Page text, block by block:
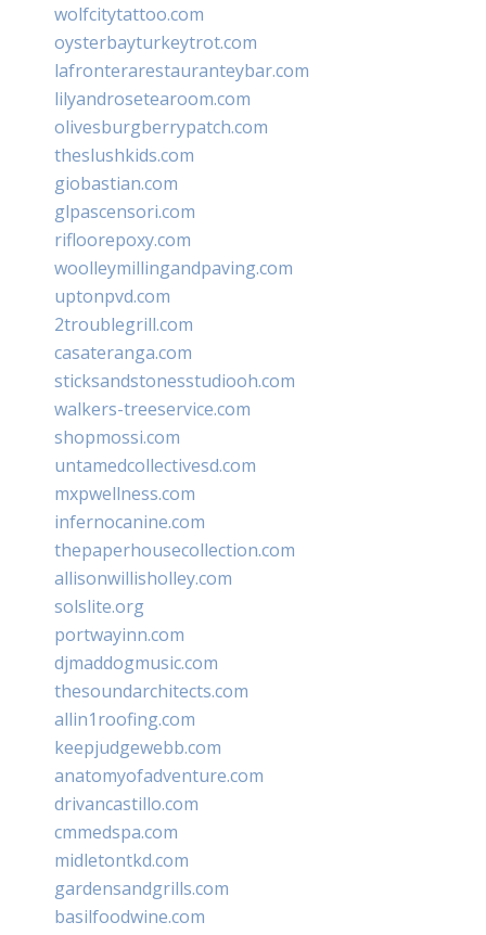
wolfcitytattoo.com
oysterbayturkeytrot.com
lafronterarestauranteybar.com
lilyandrosetearoom.com
olivesburgberrypatch.com
theslushkids.com
giobastian.com
glpascensori.com
rifloorepoxy.com
woolleymillingandpaving.com
uptonpvd.com
2troublegrill.com
casateranga.com
sticksandstonesstudiooh.com
walkers-treeservice.com
shopmossi.com
untamedcollectivesd.com
mxpwellness.com
infernocanine.com
thepaperhousecollection.com
allisonwillisholley.com
solslite.org
portwayinn.com
djmaddogmusic.com
thesoundarchitects.com
allin1roofing.com
keepjudgewebb.com
anatomyofadventure.com
drivancastillo.com
cmmedspa.com
midletontkd.com
gardensandgrills.com
basilfoodwine.com